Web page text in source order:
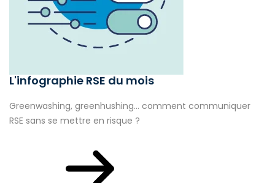
L'infographie RSE du mois
Greenwashing, greenhushing… comment communiquer
RSE sans se mettre en risque ?